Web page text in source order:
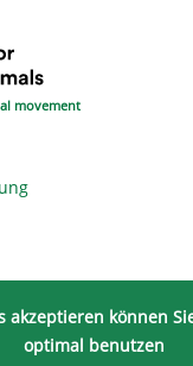
movement
akzeptieren können
optimal benutzen